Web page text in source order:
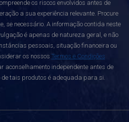
os riscos envolvidos antes de
a sua experiência relevante. Procure
se necessário. A informação contida neste
é apenas de natureza geral, e não
pessoais, situação financeira ou
os nossos Termos e Condições
aconselhamento independente antes de
de tais produtos é adequada para si.